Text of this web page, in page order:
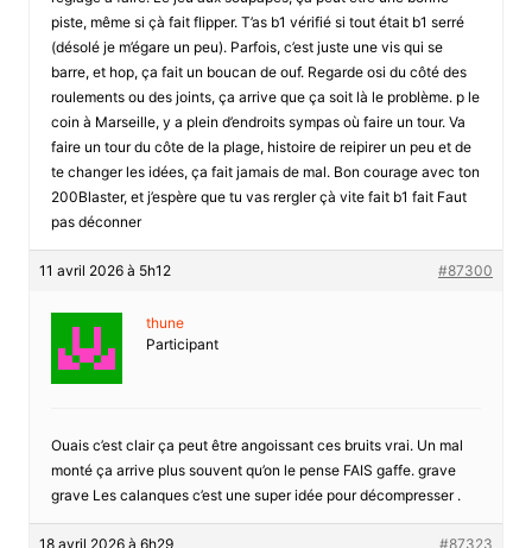
piste, même si çà fait flipper. T’as b1 vérifié si tout était b1 serré
(désolé je m’égare un peu). Parfois, c’est juste une vis qui se
barre, et hop, ça fait un boucan de ouf. Regarde osi du côté des
roulements ou des joints, ça arrive que ça soit là le problème. p le
coin à Marseille, y a plein d’endroits sympas où faire un tour. Va
faire un tour du côte de la plage, histoire de reipirer un peu et de
te changer les idées, ça fait jamais de mal. Bon courage avec ton
200Blaster, et j’espère que tu vas rergler çà vite fait b1 fait Faut
pas déconner
11 avril 2026 à 5h12 #87300
thune
Participant
Ouais c’est clair ça peut être angoissant ces bruits vrai. Un mal
monté ça arrive plus souvent qu’on le pense FAIS gaffe. grave
grave Les calanques c’est une super idée pour décompresser .
18 avril 2026 à 6h29 #87323